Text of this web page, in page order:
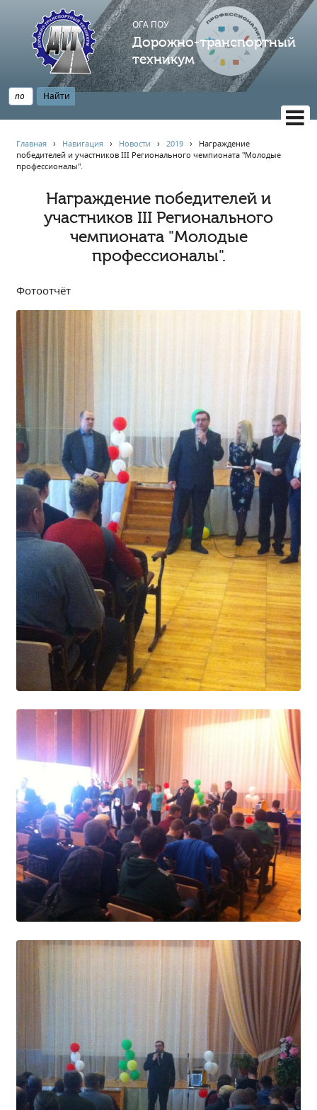
ОГА ПОУ
Дорожно-транспортный
техникум
НАВИГАЦИЯ
Профессионалитет
АБИТУРИЕНТУ
Опрос по качеству образования
Наблюдательный совет
Информация
Независимая оценка качества
Профориентация
Контакты
Региональный центр по профилактике ДДТТ
Учебно-производственный комплекс
Центр карьеры
Противодействие коррупции
Всероссийское чемпионатное движение
Региональная инновационная площадка
СВЕДЕНИЯ ОБ ОБРАЗОВАТЕЛЬНОЙ ОРГАНИЗАЦИИ
Основные сведения
Структура и органы управления образовательной
организацией
Документы
Образование
Образовательные стандарты и требования
Руководство
Педагогический состав
Материально-техническое обеспечение и
оснащенность образовательного процесса.
Доступная среда
Стипендии и меры поддержки обучающихся
Платные образовательные услуги
Финансово-хозяйственная деятельность
Вакантные места для приёма (перевода)
Международное сотрудничество
Организация питания в образовательной
организации
Расписание занятий
Заочное отделение
Локальные акты
ВОСПИТАТЕЛЬНАЯ РАБОТА
Безопасность на железной дороге
ГТО
Дополнительное образование
Главная › Навигация › Новости ›2019 › Награждение
победителей и участников III Регионального чемпионата "Молодые
профессионалы".
Награждение победителей и
участников III Регионального
чемпионата "Молодые
профессионалы".
Фотоотчёт